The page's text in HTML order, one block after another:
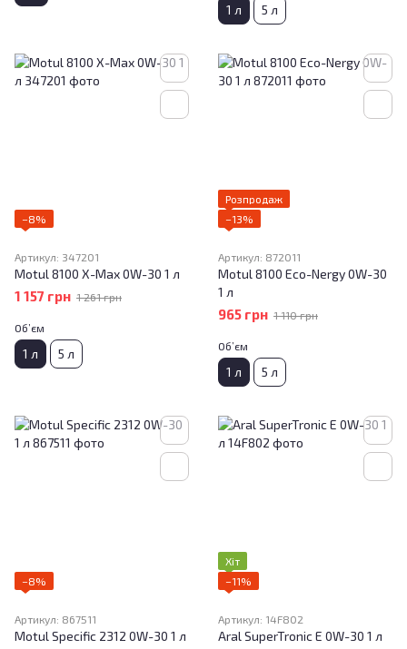
1 л 5 л
−8%
Артикул: 347201
Motul 8100 X-Max 0W-30 1 л
1 157 грн 1 261 грн
Об’єм
1 л 5 л
Розпродаж
−13%
Артикул: 872011
Motul 8100 Eco-Nergy 0W-30
1 л
965 грн 1 110 грн
Об’єм
1 л 5 л
−8%
Артикул: 867511
Motul Specific 2312 0W-30 1 л
Хіт
−11%
Артикул: 14F802
Aral SuperTronic E 0W-30 1 л